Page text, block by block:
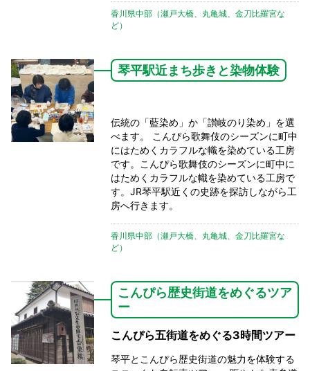
香川県中部（瀬戸大橋、丸亀城、金刀比羅宮な
ど）
琴平駅近まち歩きと染物体験
伝統の「藍染め」か「讃岐のり染め」を選
べます。 こんぴら歌舞伎のシーズンに町中
にはためくカラフルな幟を染めている工房
です。こんぴら歌舞伎のシーズンに町中に
はためくカラフルな幟を染めている工房で
す。JR琴平駅近くの史跡を探訪しながら工
房へ行きます。
香川県中部（瀬戸大橋、丸亀城、金刀比羅宮な
ど）
こんぴら歴史街道をめぐるツア
ー
こんぴら五街道をめぐる3時間ツアー
琴平とこんぴら歴史街道の魅力を体験する